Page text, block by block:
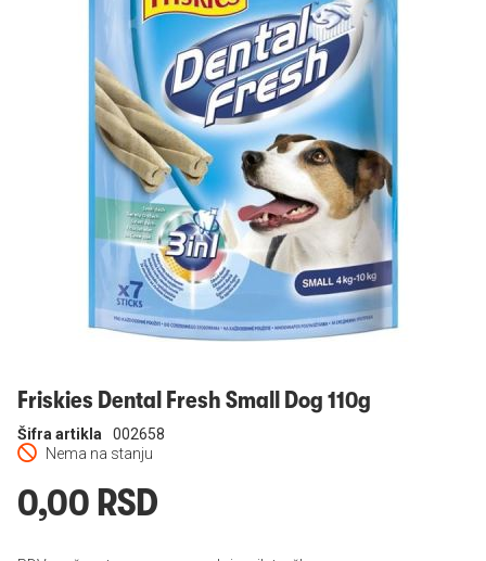
Friskies Dental Fresh Small Dog 110g
Nema na stanju
Šifra artikla 002658
0,00 RSD